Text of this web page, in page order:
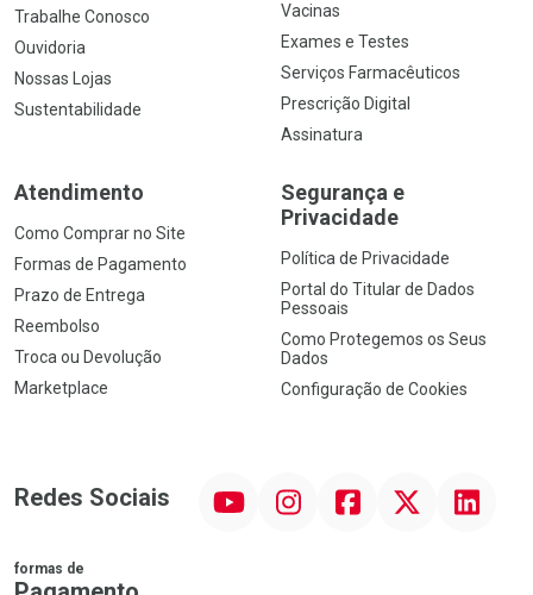
Trabalhe Conosco
Ouvidoria
Nossas Lojas
Sustentabilidade
Vacinas
Exames e Testes
Serviços Farmacêuticos
Prescrição Digital
Assinatura
Atendimento
Como Comprar no Site
Formas de Pagamento
Prazo de Entrega
Reembolso
Troca ou Devolução
Marketplace
Segurança e
Privacidade
Política de Privacidade
Portal do Titular de Dados
Pessoais
Como Protegemos os Seus
Dados
Configuração de Cookies
Redes Sociais InstagramFacebookTwitter Linkedin
formas de